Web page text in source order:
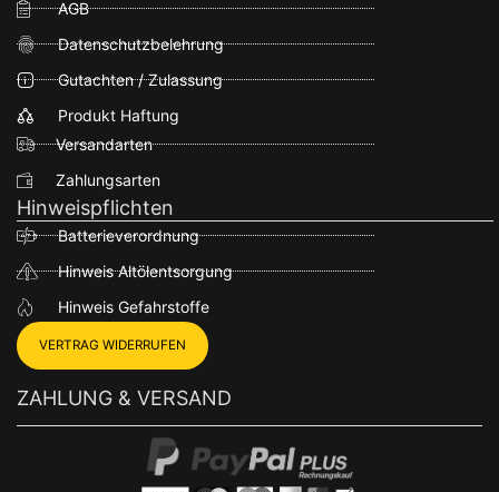
AGB
Datenschutzbelehrung
Gutachten / Zulassung
Produkt Haftung
Versandarten
Zahlungsarten
Hinweispflichten
Batterieverordnung
Hinweis Altölentsorgung
Hinweis Gefahrstoffe
VERTRAG WIDERRUFEN
ZAHLUNG & VERSAND